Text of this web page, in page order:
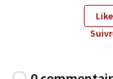
Like